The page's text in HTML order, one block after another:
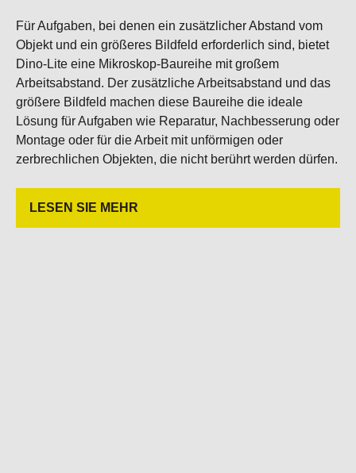
Für Aufgaben, bei denen ein zusätzlicher Abstand vom
Objekt und ein größeres Bildfeld erforderlich sind, bietet
Dino-Lite eine Mikroskop-Baureihe mit großem
Arbeitsabstand. Der zusätzliche Arbeitsabstand und das
größere Bildfeld machen diese Baureihe die ideale
Lösung für Aufgaben wie Reparatur, Nachbesserung oder
Montage oder für die Arbeit mit unförmigen oder
zerbrechlichen Objekten, die nicht berührt werden dürfen.
LESEN SIE MEHR